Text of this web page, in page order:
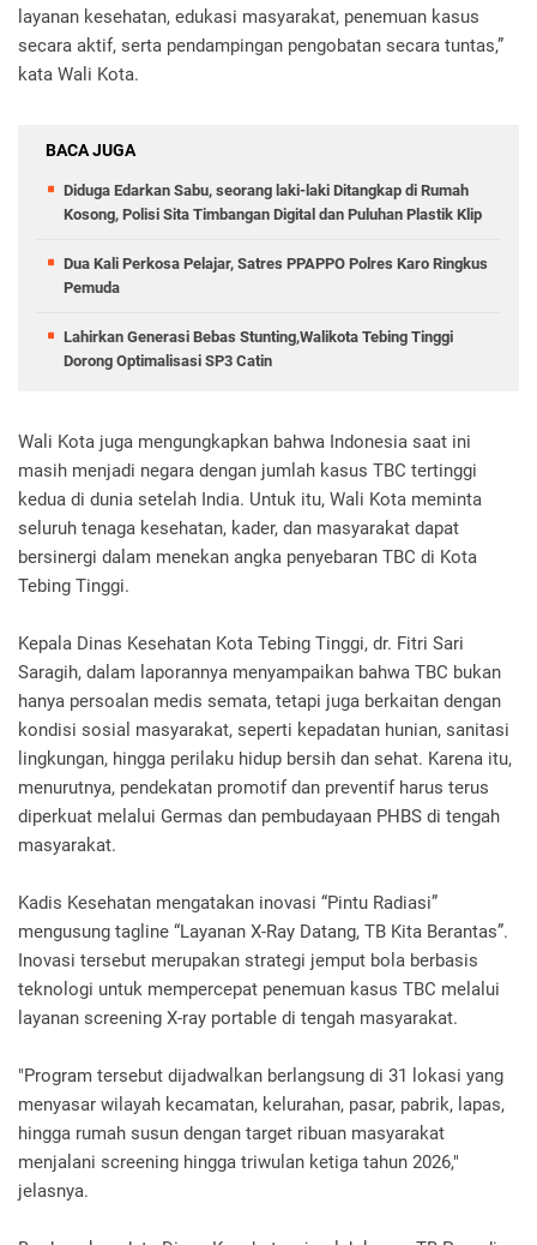
layanan kesehatan, edukasi masyarakat, penemuan kasus
secara aktif, serta pendampingan pengobatan secara tuntas,”
kata Wali Kota.
BACA JUGA
Diduga Edarkan Sabu, seorang laki-laki Ditangkap di Rumah
Kosong, Polisi Sita Timbangan Digital dan Puluhan Plastik Klip
Dua Kali Perkosa Pelajar, Satres PPAPPO Polres Karo Ringkus
Pemuda
Lahirkan Generasi Bebas Stunting,Walikota Tebing Tinggi
Dorong Optimalisasi SP3 Catin
Wali Kota juga mengungkapkan bahwa Indonesia saat ini
masih menjadi negara dengan jumlah kasus TBC tertinggi
kedua di dunia setelah India. Untuk itu, Wali Kota meminta
seluruh tenaga kesehatan, kader, dan masyarakat dapat
bersinergi dalam menekan angka penyebaran TBC di Kota
Tebing Tinggi.
Kepala Dinas Kesehatan Kota Tebing Tinggi, dr. Fitri Sari
Saragih, dalam laporannya menyampaikan bahwa TBC bukan
hanya persoalan medis semata, tetapi juga berkaitan dengan
kondisi sosial masyarakat, seperti kepadatan hunian, sanitasi
lingkungan, hingga perilaku hidup bersih dan sehat. Karena itu,
menurutnya, pendekatan promotif dan preventif harus terus
diperkuat melalui Germas dan pembudayaan PHBS di tengah
masyarakat.
Kadis Kesehatan mengatakan inovasi “Pintu Radiasi”
mengusung tagline “Layanan X-Ray Datang, TB Kita Berantas”.
Inovasi tersebut merupakan strategi jemput bola berbasis
teknologi untuk mempercepat penemuan kasus TBC melalui
layanan screening X-ray portable di tengah masyarakat.
"Program tersebut dijadwalkan berlangsung di 31 lokasi yang
menyasar wilayah kecamatan, kelurahan, pasar, pabrik, lapas,
hingga rumah susun dengan target ribuan masyarakat
menjalani screening hingga triwulan ketiga tahun 2026,"
jelasnya.